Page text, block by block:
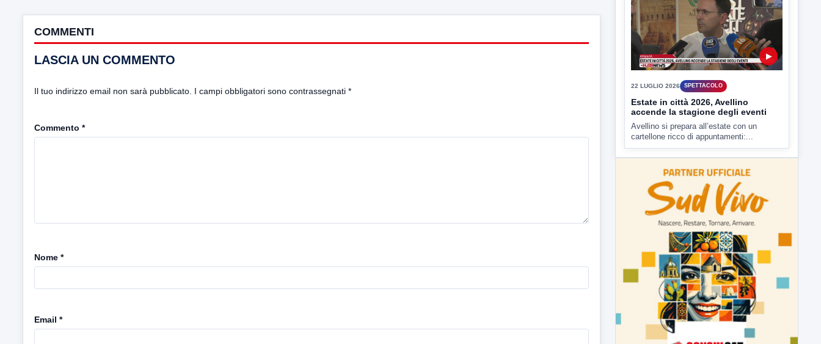
COMMENTI
LASCIA UN COMMENTO
Il tuo indirizzo email non sarà pubblicato. I campi obbligatori sono contrassegnati *
Commento *
Nome *
Email *
▶
22 LUGLIO 2026 SPETTACOLO
Estate in città 2026, Avellino
accende la stagione degli eventi
Avellino si prepara all’estate con un
cartellone ricco di appuntamenti:...